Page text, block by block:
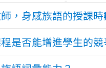
，身感族語的授課
是否能增進學生的競